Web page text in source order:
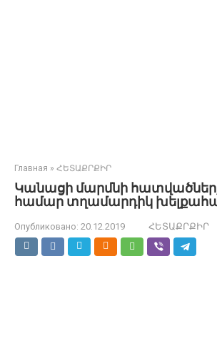
Главная » ՀԵՏԱՔՐՔԻՐ
Կանացի մարմնի հատվածներ,
համար տղամարդիկ
Опубликовано: 20.12.2019 ՀԵՏԱՔՐՔԻՐ